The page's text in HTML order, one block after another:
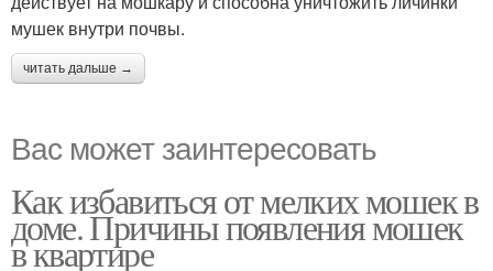
мушек внутри почвы.
читать дальше →
Вас может заинтересовать
Как избавиться от мелких мошек в
доме. Причины появления мошек
в квартире